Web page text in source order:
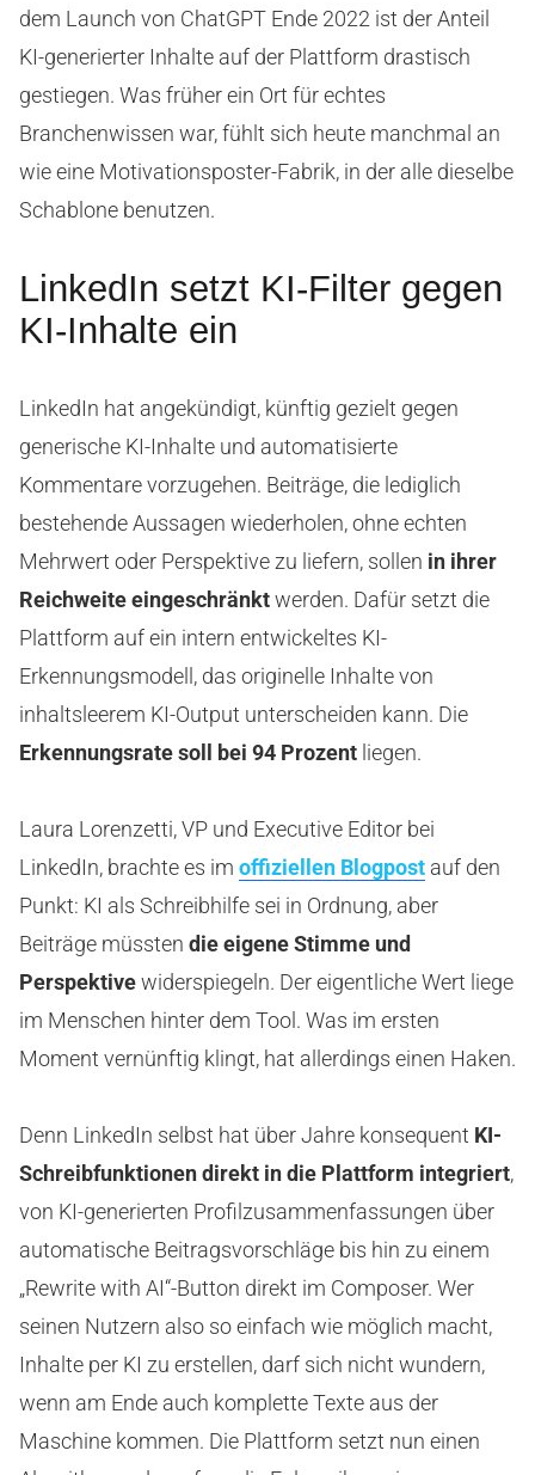
dem Launch von ChatGPT Ende 2022 ist der Anteil
KI-generierter Inhalte auf der Plattform drastisch
gestiegen. Was früher ein Ort für echtes
Branchenwissen war, fühlt sich heute manchmal an
wie eine Motivationsposter-Fabrik, in der alle dieselbe
Schablone benutzen.
LinkedIn setzt KI-Filter gegen
KI-Inhalte ein
LinkedIn hat angekündigt, künftig gezielt gegen
generische KI-Inhalte und automatisierte
Kommentare vorzugehen. Beiträge, die lediglich
bestehende Aussagen wiederholen, ohne echten
Mehrwert oder Perspektive zu liefern, sollen in ihrer
Reichweite eingeschränktwerden. Dafür setzt die
Plattform auf ein intern entwickeltes KI-
Erkennungsmodell, das originelle Inhalte von
inhaltsleerem KI-Output unterscheiden kann. Die
Erkennungsrate soll bei 94 Prozent liegen.
Laura Lorenzetti, VP und Executive Editor bei
LinkedIn, brachte es im offiziellen Blogpost auf den
Punkt: KI als Schreibhilfe sei in Ordnung, aber
Beiträge müssten die eigene Stimme und
Perspektivewiderspiegeln. Der eigentliche Wert liege
im Menschen hinter dem Tool. Was im ersten
Moment vernünftig klingt, hat allerdings einen Haken.
Denn LinkedIn selbst hat über Jahre konsequent KI-
Schreibfunktionen direkt in die Plattform integriert,
von KI-generierten Profilzusammenfassungen über
automatische Beitragsvorschläge bis hin zu einem
„Rewrite with AI“-Button direkt im Composer. Wer
seinen Nutzern also so einfach wie möglich macht,
Inhalte per KI zu erstellen, darf sich nicht wundern,
wenn am Ende auch komplette Texte aus der
Maschine kommen. Die Plattform setzt nun einen